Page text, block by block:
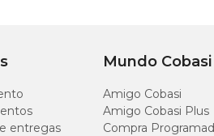
entregas
Mundo Cobasi
Amigo Cobasi
Amigo Cobasi Plus
Compra